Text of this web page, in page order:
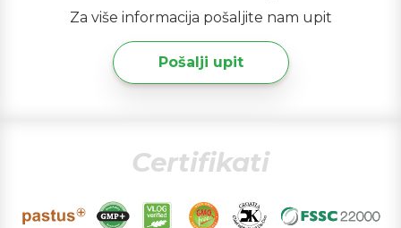
Za više informacija pošaljite nam upit
Pošalji upit
Certifikati